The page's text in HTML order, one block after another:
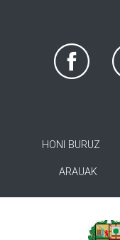
HONI BURUZ
ARAUAK